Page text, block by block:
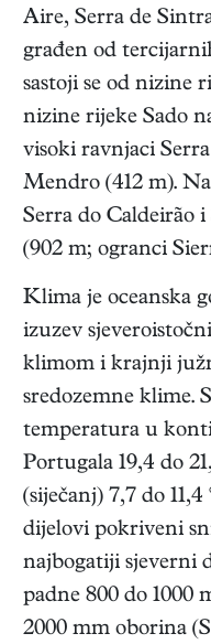
Aire, Serra de
građen od
sastoji se od nizine
nizine rijeke Sado
visoki ravnjaci
Mendro (412 m).
Serra do Caldeirão
(902 m; ogranci
Klima je oceanska
izuzev
klimom i krajnji
sredozemne klime.
temperatura u
Portugala 19,4 do
(siječanj) 7,7 do
dijelovi pokriveni
najbogatiji sjeverni
padne 800 do 1000
2000 mm oborina